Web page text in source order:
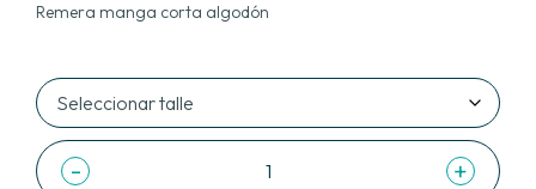
Remera manga corta algodón
- +